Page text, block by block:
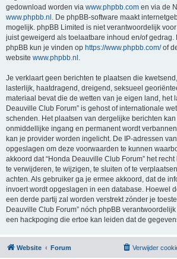
gedownload worden via www.phpbb.com en via de
www.phpbb.nl . De phpBB-software maakt
mogelijk. phpBB Limited is niet verantwoordelijk
juist geweigerd als toelaatbare inhoud en/of gedrag.
phpBB kun je vinden op https://www.phpbb.com/of
website www.phpbb.nl .
Je verklaart geen berichten te plaatsen die
lasterlijk, haatdragend, dreigend, seksueel
materiaal bevat die de wetten van je eigen land, het
Deauville Club Forum” is gehost of internationale
schenden. Het plaatsen van dergelijke berichten
onmiddellijke ingang en permanent wordt
kan je provider worden ingelicht. De IP-adressen
opgeslagen om deze voorwaarden te kunnen
akkoord dat “Honda Deauville Club Forum” het
te verwijderen, te wijzigen, te sluiten of te
achten. Als gebruiker ga je ermee akkoord, dat de
invoert wordt opgeslagen in een database. Hoewel
een derde partij zal worden verstrekt zónder je
Deauville Club Forum” nóch phpBB
een hackpoging die ertoe kan leiden dat de
Website Forum Verwijder